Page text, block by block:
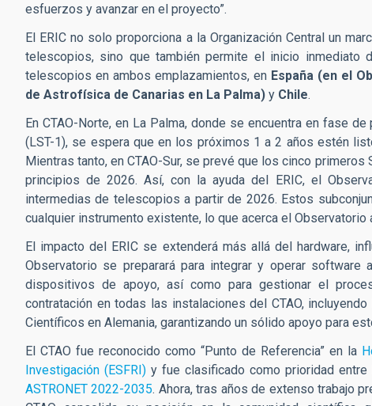
esfuerzos y avanzar en el proyecto”.
El ERIC no solo proporciona a la Organización Central un
telescopios, sino que también permite el inicio
telescopios en ambos emplazamientos, en España (en el
de Astrofísica de Canarias en La Palma) y Chile.
En CTAO-Norte, en La Palma, donde se encuentra en fase
(LST-1), se espera que en los próximos 1 a 2 años estén
Mientras tanto, en CTAO-Sur, se prevé que los cinco
principios de 2026. Así, con la ayuda del ERIC, el
intermedias de telescopios a partir de 2026. Estos
cualquier instrumento existente, lo que acerca el
El impacto del ERIC se extenderá más allá del hardware,
Observatorio se preparará para integrar y operar
dispositivos de apoyo, así como para gestionar el
contratación en todas las instalaciones del CTAO,
Científicos en Alemania, garantizando un sólido apoyo para
El CTAO fue reconocido como “Punto de Referencia” en la
Investigación (ESFRI)y fue clasificado como prioridad entre
ASTRONET 2022-2035. Ahora, tras años de extenso trabajo